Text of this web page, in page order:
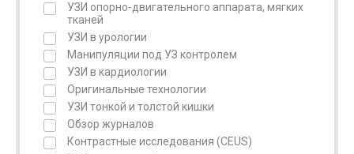
УЗИ опорно-двигательного аппарата, мягких
тканей
УЗИ в урологии
Манипуляции под УЗ контролем
УЗИ в кардиологии
Оригинальные технологии
УЗИ тонкой и толстой кишки
Обзор журналов
Контрастные исследования (CEUS)